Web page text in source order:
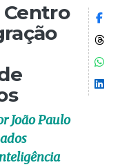
Centro
João Paulo